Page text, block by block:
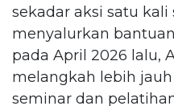
sekadar aksi satu kali
menyalurkan
pada April 2026 lalu,
melangkah lebih
seminar dan